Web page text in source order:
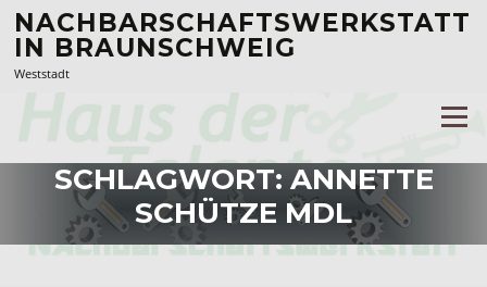
Zum
Inhalt
springen
NACHBARSCHAFTSWERKSTATT
IN BRAUNSCHWEIG
Weststadt
Menü
SCHLAGWORT: ANNETTE
SCHÜTZE MDL